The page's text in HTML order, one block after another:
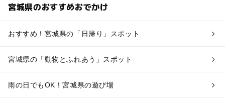
宮城県のおすすめおでかけ
おすすめ！宮城県の「日帰り」スポット
宮城県の「動物とふれあう」スポット
雨の日でもOK！宮城県の遊び場